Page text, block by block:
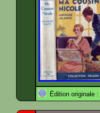
Édition originale :